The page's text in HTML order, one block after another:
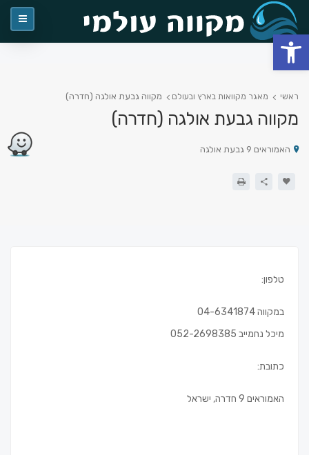
ראשי מאגר מקוואות בארץ ובעולם מקווה גבעת אולגה (חדרה)
מקווה גבעת אולגה (חדרה)
האמוראים 9 גבעת אולגה
טלפון:
במקווה 04-6341874
מיכל נחמייב 052-2698385
כתובת:
האמוראים 9 חדרה, ישראל
פתח סרגל נגישות